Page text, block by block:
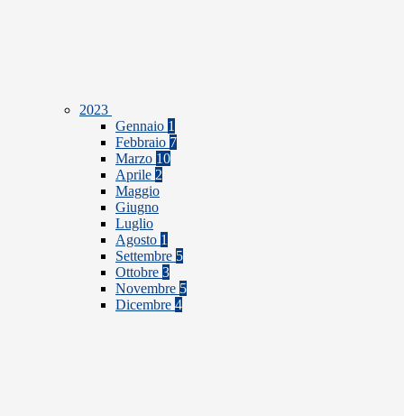
2023
Gennaio 1
Febbraio 7
Marzo 10
Aprile 2
Maggio
Giugno
Luglio
Agosto 1
Settembre 5
Ottobre 3
Novembre 5
Dicembre 4